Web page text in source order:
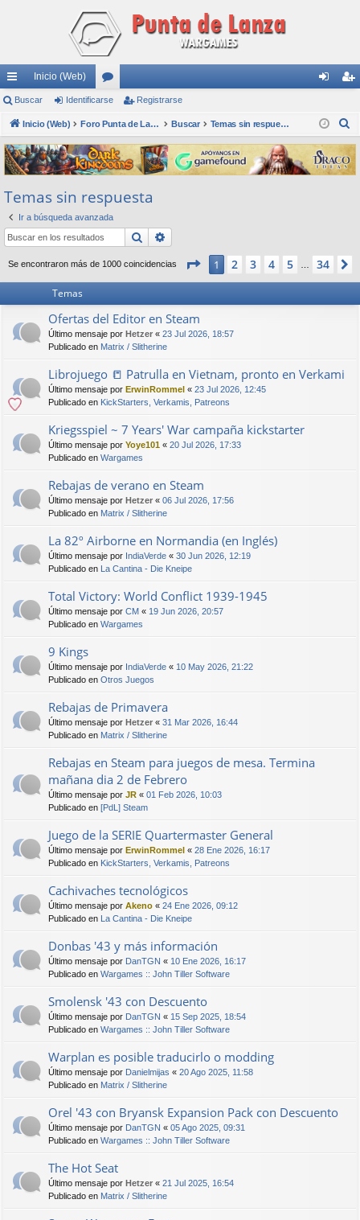
nl
ac
es
rá
pi
do
s
Inicio (Web)
or
os nti
fic
ar
ist
ra
rs
Buscar Identificarse Registrarse
Inicio (Web) Foro Punta de Lanza Wargames Buscar Temas sin respuesta
s
c
Temas sin respuesta
Ir a búsqueda avanzada
Buscar
Se encontraron más de 1000 coincidencias Página de 34
1 2 3 4 5 34
Temas
Ofertas del Editor en Steam
Último mensaje por Hetzer « 23 Jul 2026, 18:57
Publicado en Matrix / Slitherine
Librojuego 📒 Patrulla en Vietnam, pronto en Verkami
Último mensaje por ErwinRommel « 23 Jul 2026, 12:45
Publicado en KickStarters, Verkamis, Patreons
Kriegsspiel ~ 7 Years' War campaña kickstarter
Último mensaje por Yoye101 « 20 Jul 2026, 17:33
Publicado en Wargames
Rebajas de verano en Steam
Último mensaje por Hetzer « 06 Jul 2026, 17:56
Publicado en Matrix / Slitherine
La 82º Airborne en Normandia (en Inglés)
Último mensaje por IndiaVerde « 30 Jun 2026, 12:19
Publicado en La Cantina - Die Kneipe
Total Victory: World Conflict 1939-1945
Último mensaje por CM « 19 Jun 2026, 20:57
Publicado en Wargames
9 Kings
Último mensaje por IndiaVerde « 10 May 2026, 21:22
Publicado en Otros Juegos
Rebajas de Primavera
Último mensaje por Hetzer « 31 Mar 2026, 16:44
Publicado en Matrix / Slitherine
Rebajas en Steam para juegos de mesa. Termina
mañana dia 2 de Febrero
Último mensaje por JR « 01 Feb 2026, 10:03
Publicado en [PdL] Steam
Juego de la SERIE Quartermaster General
Último mensaje por ErwinRommel « 28 Ene 2026, 16:17
Publicado en KickStarters, Verkamis, Patreons
Cachivaches tecnológicos
Último mensaje por Akeno « 24 Ene 2026, 09:12
Publicado en La Cantina - Die Kneipe
Donbas '43 y más información
Último mensaje por DanTGN « 10 Ene 2026, 16:17
Publicado en Wargames :: John Tiller Software
Smolensk '43 con Descuento
Último mensaje por DanTGN « 15 Sep 2025, 18:54
Publicado en Wargames :: John Tiller Software
Warplan es posible traducirlo o modding
Último mensaje por Danielmijas « 20 Ago 2025, 11:58
Publicado en Matrix / Slitherine
Orel '43 con Bryansk Expansion Pack con Descuento
Último mensaje por DanTGN « 05 Ago 2025, 09:31
Publicado en Wargames :: John Tiller Software
The Hot Seat
Último mensaje por Hetzer « 21 Jul 2025, 16:54
Publicado en Matrix / Slitherine